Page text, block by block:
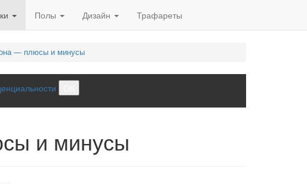
Полы Дизайн Трафареты
— плюсы и минусы
и минусы